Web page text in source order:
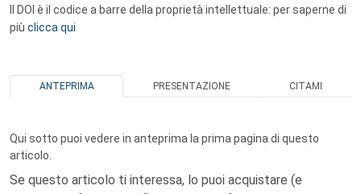
Il DOI è il codice a barre della proprietà intellettuale: per saperne di
più clicca qui
ANTEPRIMA PRESENTAZIONE CITAMI
Qui sotto puoi vedere in anteprima la prima pagina di questo
articolo.
Se questo articolo ti interessa, lo puoi acquistare (e